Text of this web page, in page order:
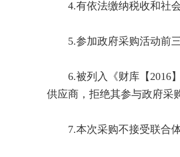
4.有依法缴纳税收和社会
5.参加政府采购活动前三
6.被列入《财库【2016】
供应商，拒绝其参与政府采
7.本次采购不接受联合体